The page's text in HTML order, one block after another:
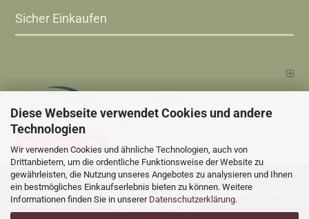
Diese Webseite verwendet Cookies und andere
Technologien
Wir verwenden Cookies und ähnliche Technologien, auch von
Drittanbietern, um die ordentliche Funktionsweise der Website zu
gewährleisten, die Nutzung unseres Angebotes zu analysieren und Ihnen
ein bestmögliches Einkaufserlebnis bieten zu können. Weitere
Informationen finden Sie in unserer Datenschutzerklärung.
Sicher Einkaufen
Alle Preise sind inkl. MwSt., zzgl.Versandkosten
Online Shopby Gambio.de © 2025 Gambio Templates bei
Cookie Einstellungen